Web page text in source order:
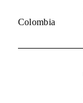
Colombia